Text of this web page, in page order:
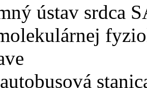
ústav srdca